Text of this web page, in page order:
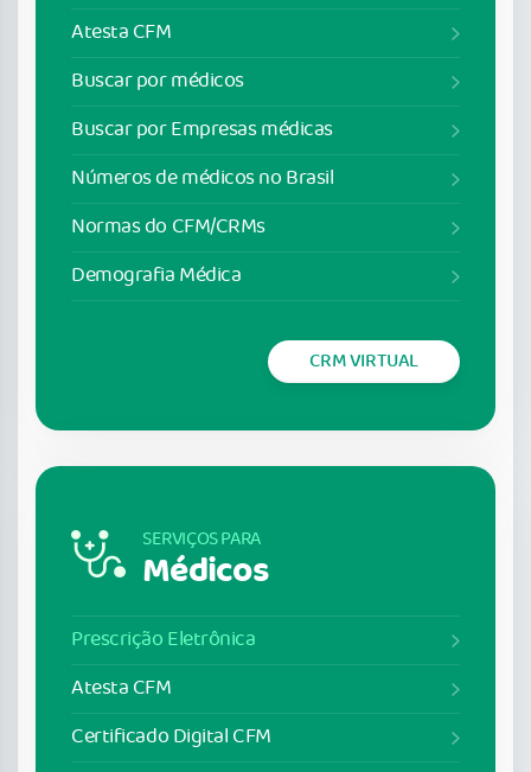
Atesta CFM
Buscar por médicos
Buscar por Empresas médicas
Números de médicos no Brasil
Normas do CFM/CRMs
Demografia Médica
CRM VIRTUAL
SERVIÇOS PARA
Médicos
Prescrição Eletrônica
Atesta CFM
Certificado Digital CFM